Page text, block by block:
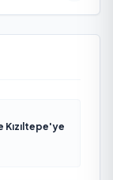
Kızıltepe'ye